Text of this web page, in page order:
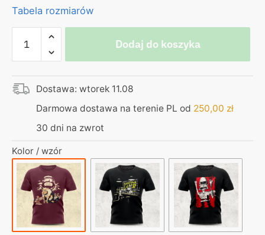
Tabela rozmiarów
Koszulka
burgundowa
–
Śnieżny
koczkodan
w
góry,
nie
pękaj
Dodaj do koszyka
Dostawa: wtorek 11.08
Darmowa dostawa na terenie PL od 250,00 zł
30 dni na zwrot
Kolor / wzór